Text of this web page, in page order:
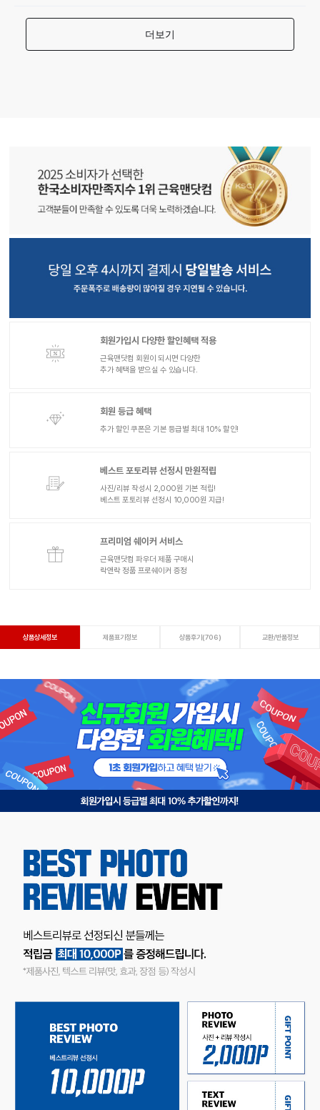
회원가입시 다양한 할인혜택 적용
근육맨닷컴 회원이 되시면 다양한
추가 혜택을 받으실 수 있습니다.
회원 등급 혜택
추가 할인 쿠폰은 기본 등급별 최대 10% 할인!
베스트 포토리뷰 선정시 만원적립
사진/리뷰 작성시 2,000원 기본 적립!
베스트 포토리뷰 선정시 10,000원 지급!
프리미엄 쉐이커 서비스
근육맨닷컴 파우더 제품 구매시
락앤락 정품 프로쉐이커 증정
상품상세정보 제품표기정보 상품후기(706) 교환/반품정보